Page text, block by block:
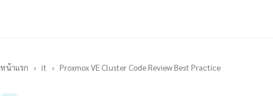
หน้าแรก › it › Proxmox VE Cluster Code Review Best Practice